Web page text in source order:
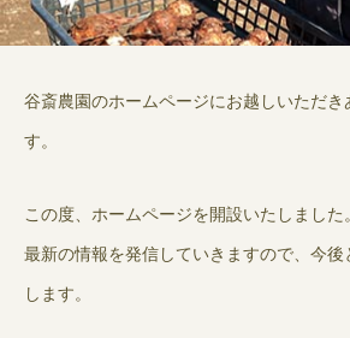
谷斎農園のホームページにお越しいただき
す。
この度、ホームページを開設いたしました。
最新の情報を発信していきますので、今後
します。